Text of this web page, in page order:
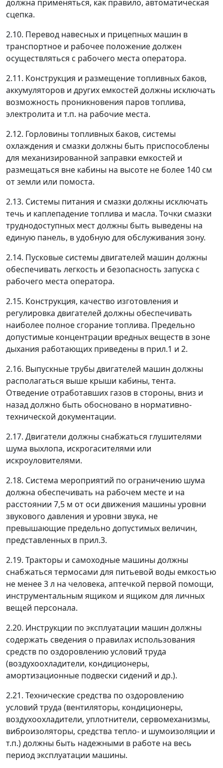
должна применяться, как правило, автоматическая
сцепка.
2.10. Перевод навесных и прицепных машин в
транспортное и рабочее положение должен
осуществляться с рабочего места оператора.
2.11. Конструкция и размещение топливных баков,
аккумуляторов и других емкостей должны исключать
возможность проникновения паров топлива,
электролита и т.п. на рабочие места.
2.12. Горловины топливных баков, системы
охлаждения и смазки должны быть приспособлены
для механизированной заправки емкостей и
размещаться вне кабины на высоте не более 140 см
от земли или помоста.
2.13. Системы питания и смазки должны исключать
течь и каплепадение топлива и масла. Точки смазки
труднодоступных мест должны быть выведены на
единую панель, в удобную для обслуживания зону.
2.14. Пусковые системы двигателей машин должны
обеспечивать легкость и безопасность запуска с
рабочего места оператора.
2.15. Конструкция, качество изготовления и
регулировка двигателей должны обеспечивать
наиболее полное сгорание топлива. Предельно
допустимые концентрации вредных веществ в зоне
дыхания работающих приведены в прил.1 и 2.
2.16. Выпускные трубы двигателей машин должны
располагаться выше крыши кабины, тента.
Отведение отработавших газов в стороны, вниз и
назад должно быть обосновано в нормативно-
технической документации.
2.17. Двигатели должны снабжаться глушителями
шума выхлопа, искрогасителями или
искроуловителями.
2.18. Система мероприятий по ограничению шума
должна обеспечивать на рабочем месте и на
расстоянии 7,5 м от оси движения машины уровни
звукового давления и уровни звука, не
превышающие предельно допустимых величин,
представленных в прил.3.
2.19. Тракторы и самоходные машины должны
снабжаться термосами для питьевой воды емкостью
не менее 3 л на человека, аптечкой первой помощи,
инструментальным ящиком и ящиком для личных
вещей персонала.
2.20. Инструкции по эксплуатации машин должны
содержать сведения о правилах использования
средств по оздоровлению условий труда
(воздухоохладители, кондиционеры,
амортизационные подвески сидений и др.).
2.21. Технические средства по оздоровлению
условий труда (вентиляторы, кондиционеры,
воздухоохладители, уплотнители, сервомеханизмы,
виброизоляторы, средства тепло- и шумоизоляции и
т.п.) должны быть надежными в работе на весь
период эксплуатации машины.